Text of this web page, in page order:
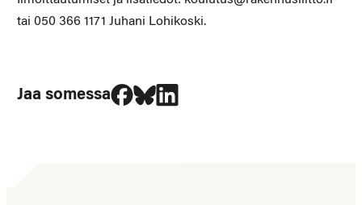
tai 050 366 1171 Juhani Lohikoski.
Jaa somessa
Jaa Facebookissa
Jaa Blueskyssa
Jaa LinkedIn:ssä